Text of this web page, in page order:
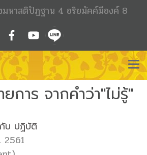
มหาสติปัฏฐาน 4 อริยมัคค์มีองค์ 8
การ จากคำว่า"ไม่รู้"
บ ปฏิบัติ
2561